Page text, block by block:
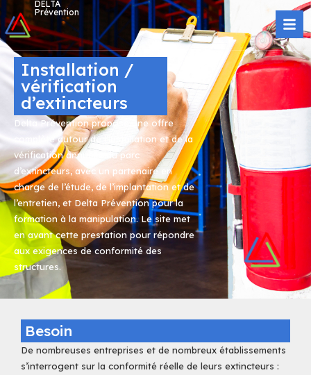
DELTA
Prévention
Installation /
vérification
d’extincteurs
Delta Prévention propose une offre
complète autour de l’installation et de la
vérification annuelle du parc
d’extincteurs, avec un partenaire en
charge de l’étude, de l’implantation et de
l’entretien, et Delta Prévention pour la
formation à la manipulation. Le site met
en avant cette prestation pour répondre
aux exigences de conformité des
structures.
Besoin
De nombreuses entreprises et de nombreux établissements
s’interrogent sur la conformité réelle de leurs extincteurs :